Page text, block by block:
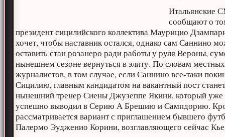
Итальянские
сообщают о
президент сицилийского коллектива Маурицио
хочет, чтобы наставник остался, однако сам Саннино
оставить стан розанеро ради работы у руля Вероны,
нынешнем сезоне вернуться в элиту. По словам местных
журналистов, в том случае, если Саннино все-таки
Сицилию, главным кандидатом на вакантный пост
нынешний тренер Сиены Джузеппе Якини, который уже
успешно выводил в Серию А Брешию и Сампдорию.
рассматривается вариант с приглашением бывшего
Палермо Эудженио Корини, возглавляющего сейчас